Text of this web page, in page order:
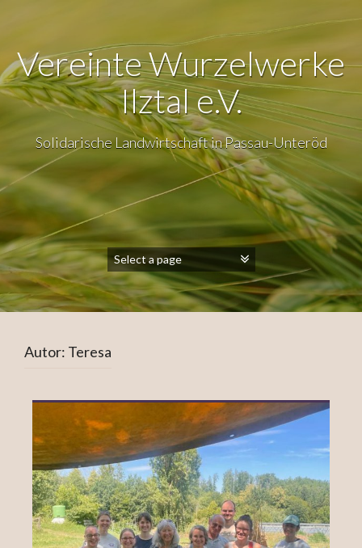
Vereinte Wurzelwerke
Ilztal e.V.
Solidarische Landwirtschaft in Passau-Unteröd
Autor: Teresa